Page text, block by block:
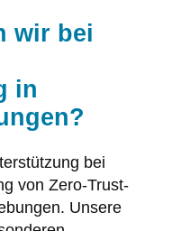
wir bei
in
bei
von Zero-Trust-
Unsere